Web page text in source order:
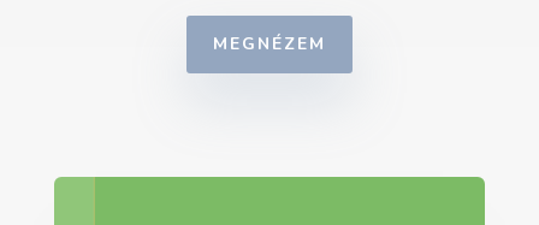
MEGNÉZEM